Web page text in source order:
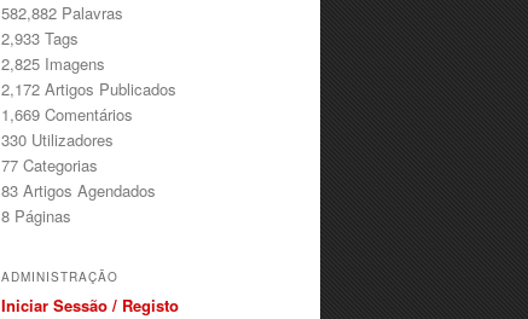
582,882 Palavras
2,933 Tags
2,825 Imagens
2,172 Artigos Publicados
1,669 Comentários
330 Utilizadores
77 Categorias
83 Artigos Agendados
8 Páginas
ADMINISTRAÇÃO
Iniciar Sessão / Registo